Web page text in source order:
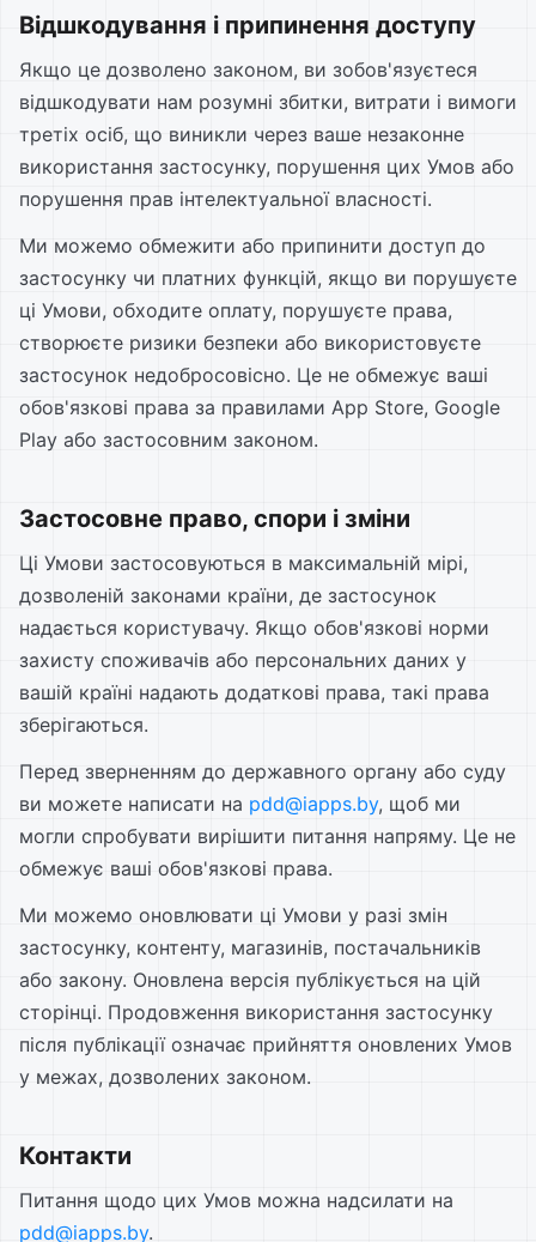
Відшкодування і припинення доступу
Якщо це дозволено законом, ви зобов'язуєтеся
відшкодувати нам розумні збитки, витрати і вимоги
третіх осіб, що виникли через ваше незаконне
використання застосунку, порушення цих Умов або
порушення прав інтелектуальної власності.
Ми можемо обмежити або припинити доступ до
застосунку чи платних функцій, якщо ви порушуєте
ці Умови, обходите оплату, порушуєте права,
створюєте ризики безпеки або використовуєте
застосунок недобросовісно. Це не обмежує ваші
обов'язкові права за правилами App Store, Google
Play або застосовним законом.
Застосовне право, спори і зміни
Ці Умови застосовуються в максимальній мірі,
дозволеній законами країни, де застосунок
надається користувачу. Якщо обов'язкові норми
захисту споживачів або персональних даних у
вашій країні надають додаткові права, такі права
зберігаються.
Перед зверненням до державного органу або суду
ви можете написати на pdd@iapps.by, щоб ми
могли спробувати вирішити питання напряму. Це не
обмежує ваші обов'язкові права.
Ми можемо оновлювати ці Умови у разі змін
застосунку, контенту, магазинів, постачальників
або закону. Оновлена версія публікується на цій
сторінці. Продовження використання застосунку
після публікації означає прийняття оновлених Умов
у межах, дозволених законом.
Контакти
Питання щодо цих Умов можна надсилати на
pdd@iapps.by.